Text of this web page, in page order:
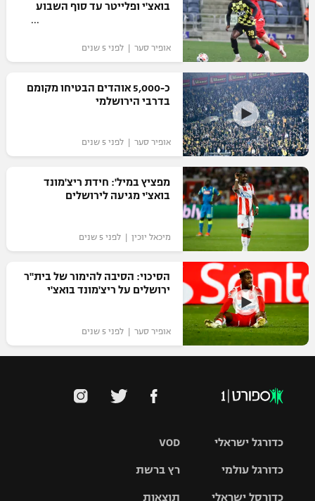
המגזין
בואצ'י ופלייטר עד סוף השבוע
אופיר סער | לפני 5 שנים
כ-5,000 אוהדים הבטיחו מקומם
בדרבי הירושלמי
אופיר סער | לפני 5 שנים
מפציץ במיל': חידת ריצ'מונד
בואצ'י מגיעה לירושלים
מיכאל יוכין | לפני 5 שנים
הסיכוי: הסיבה להימור של בית"ר
ירושלים על ריצ'מונד בואצ'י
אופיר סער | לפני 5 שנים
VOD
רץ ברשת
תוצאות
כדורגל ישראלי
כדורגל עולמי
כדורסל ישראלי